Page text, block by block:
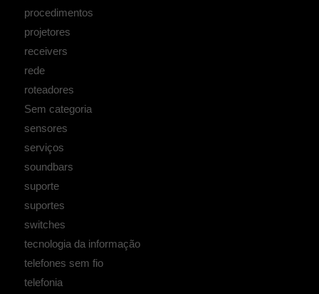
procedimentos
projetores
receivers
rede
roteadores
Sem categoria
sensores
serviços
soundbars
suporte
suportes
switches
tecnologia da informação
telefones sem fio
telefonia